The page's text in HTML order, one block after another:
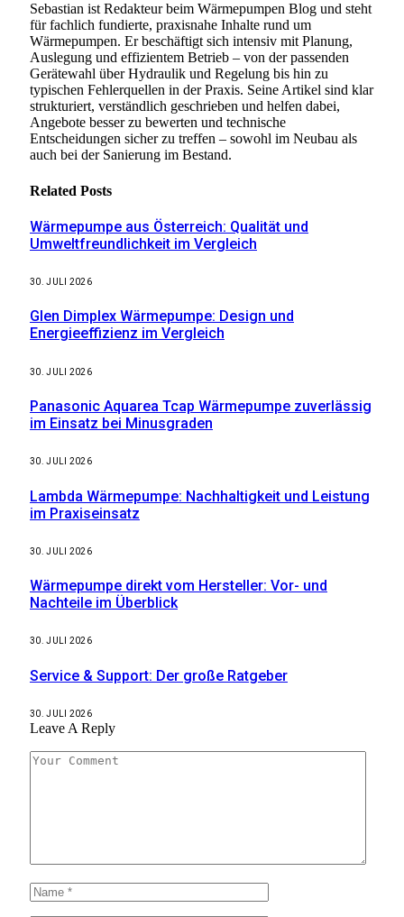
Sebastian ist Redakteur beim Wärmepumpen Blog und steht
für fachlich fundierte, praxisnahe Inhalte rund um
Wärmepumpen. Er beschäftigt sich intensiv mit Planung,
Auslegung und effizientem Betrieb – von der passenden
Gerätewahl über Hydraulik und Regelung bis hin zu
typischen Fehlerquellen in der Praxis. Seine Artikel sind klar
strukturiert, verständlich geschrieben und helfen dabei,
Angebote besser zu bewerten und technische
Entscheidungen sicher zu treffen – sowohl im Neubau als
auch bei der Sanierung im Bestand.
Related Posts
Wärmepumpe aus Österreich: Qualität und
Umweltfreundlichkeit im Vergleich
30. JULI 2026
Glen Dimplex Wärmepumpe: Design und
Energieeffizienz im Vergleich
30. JULI 2026
Panasonic Aquarea Tcap Wärmepumpe zuverlässig
im Einsatz bei Minusgraden
30. JULI 2026
Lambda Wärmepumpe: Nachhaltigkeit und Leistung
im Praxiseinsatz
30. JULI 2026
Wärmepumpe direkt vom Hersteller: Vor- und
Nachteile im Überblick
30. JULI 2026
Service & Support: Der große Ratgeber
30. JULI 2026
Leave A Reply